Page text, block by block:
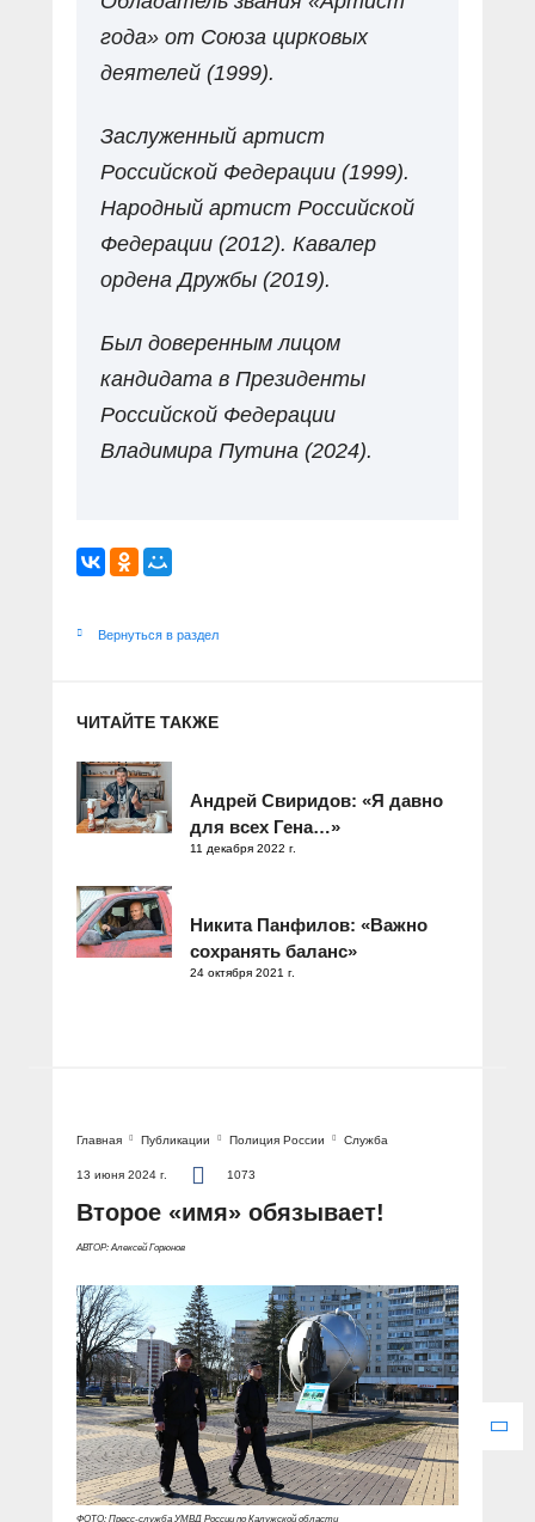
года» от Союза цирковых
деятелей (1999).
Заслуженный артист
Российской Федерации (1999).
Народный артист Российской
Федерации (2012). Кавалер
ордена Дружбы (2019).
Был доверенным лицом
кандидата в Президенты
Российской Федерации
Владимира Путина (2024).
Вернуться в раздел
ЧИТАЙТЕ ТАКЖЕ
Андрей Свиридов: «Я давно
для всех Гена…»
11 декабря 2022 г.
Никита Панфилов: «Важно
сохранять баланс»
24 октября 2021 г.
Главная Публикации Полиция России Служба
13 июня 2024 г. 1073
Второе «имя» обязывает!
АВТОР: Алексей Горюнов
ФОТО: Пресс-служба УМВД России по Калужской области